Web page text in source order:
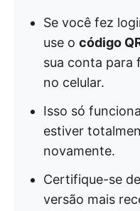
Se você fez
use o código
sua conta para
no celular.
Isso só
estiver
novamente.
Certifique-se
versão mais